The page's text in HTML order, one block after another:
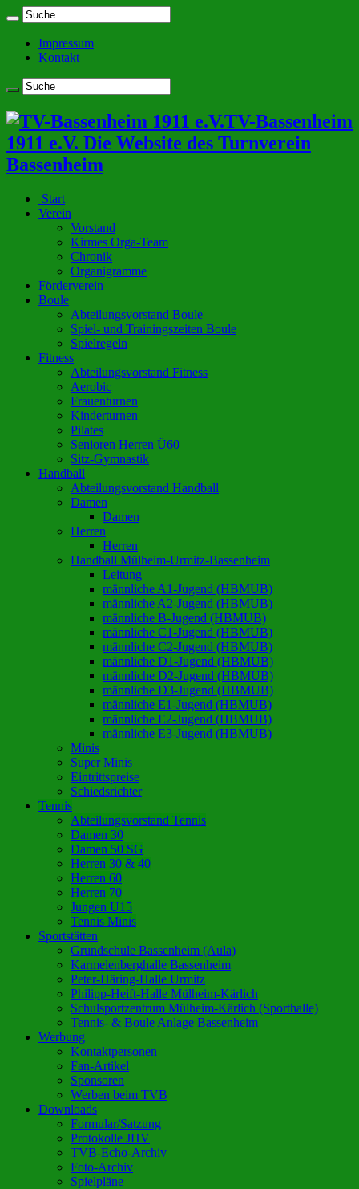
Impressum
Kontakt
TV-Bassenheim
1911 e.V. Die Website des Turnverein
Bassenheim
Start
Verein
Vorstand
Kirmes Orga-Team
Chronik
Organigramme
Förderverein
Boule
Abteilungsvorstand Boule
Spiel- und Trainingszeiten Boule
Spielregeln
Fitness
Abteilungsvorstand Fitness
Aerobic
Frauenturnen
Kinderturnen
Pilates
Senioren Herren Ü60
Sitz-Gymnastik
Handball
Abteilungsvorstand Handball
Damen
Damen
Herren
Herren
Handball Mülheim-Urmitz-Bassenheim
Leitung
männliche A1-Jugend (HBMUB)
männliche A2-Jugend (HBMUB)
männliche B-Jugend (HBMUB)
männliche C1-Jugend (HBMUB)
männliche C2-Jugend (HBMUB)
männliche D1-Jugend (HBMUB)
männliche D2-Jugend (HBMUB)
männliche D3-Jugend (HBMUB)
männliche E1-Jugend (HBMUB)
männliche E2-Jugend (HBMUB)
männliche E3-Jugend (HBMUB)
Minis
Super Minis
Eintrittspreise
Schiedsrichter
Tennis
Abteilungsvorstand Tennis
Damen 30
Damen 50 SG
Herren 30 & 40
Herren 60
Herren 70
Jungen U15
Tennis Minis
Sportstätten
Grundschule Bassenheim (Aula)
Karmelenberghalle Bassenheim
Peter-Häring-Halle Urmitz
Philipp-Heift-Halle Mülheim-Kärlich
Schulsportzentrum Mülheim-Kärlich (Sporthalle)
Tennis- & Boule Anlage Bassenheim
Werbung
Kontaktpersonen
Fan-Artikel
Sponsoren
Werben beim TVB
Downloads
Formular/Satzung
Protokolle JHV
TVB-Echo-Archiv
Foto-Archiv
Spielpläne